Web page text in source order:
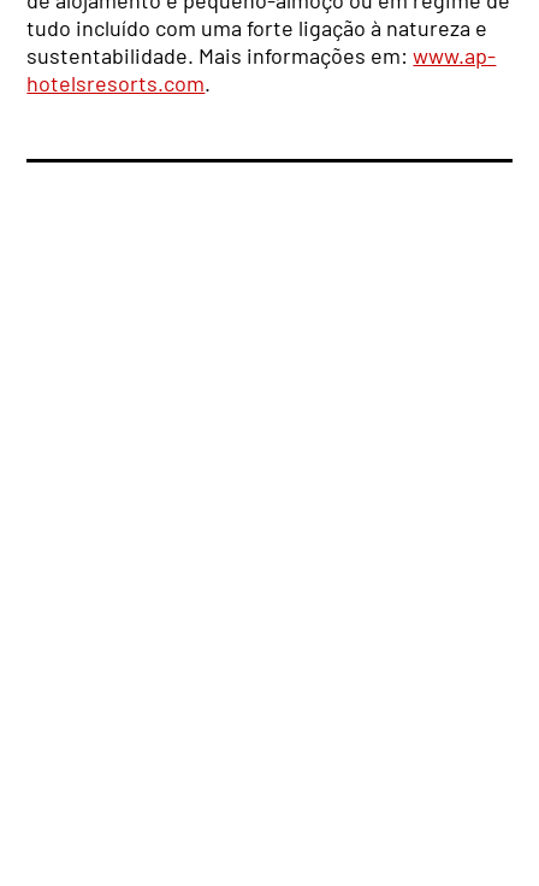
tudo incluído com uma forte ligação à natureza e
sustentabilidade. Mais informações em:www.ap-
hotelsresorts.com.